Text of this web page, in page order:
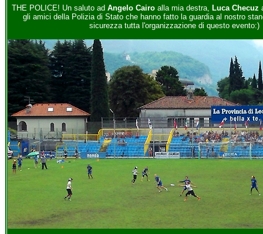
THE POLICE! Un saluto ad Angelo Cairo alla mia destra, Luca Checuz
gli amici della Polizia di Stato che hanno fatto la guardia al nostro
sicurezza tutta l'organizzazione di questo evento:)